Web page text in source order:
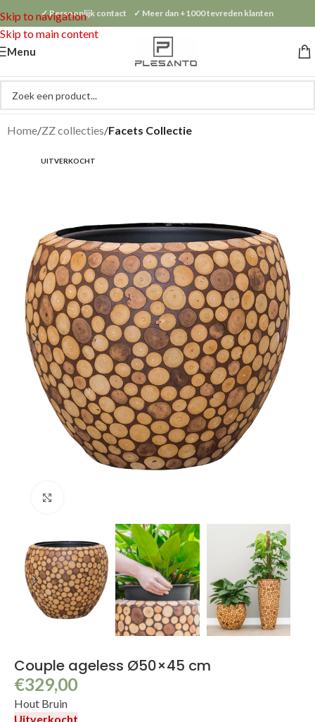
Skip to navigation
Skip to main content
✓ Persoonlijk contact ✓ Meer dan +1000 tevreden klanten
Menu
Home ZZ collecties Facets Collectie
UITVERKOCHT
Couple ageless Ø50×45 cm
€329,00
Hout Bruin
Uitverkocht